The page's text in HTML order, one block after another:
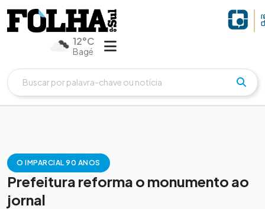
12°C
Bagé
O IMPARCIAL 90 ANOS
Prefeitura reforma o monumento ao
jornal